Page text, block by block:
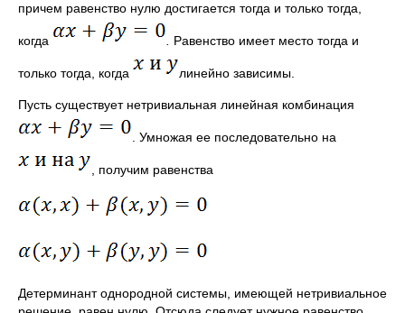
причем равенство нулю достигается тогда и только тогда,
когда Равенство имеет место тогда и
только тогда, когда линейно зависимы.
Пусть существует нетривиальная линейная комбинация
. Умножая ее последовательно на
, полу­чим равенства
Детерминант однородной системы, имеющей нетривиаль­ное